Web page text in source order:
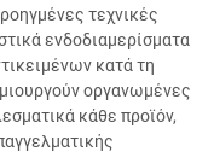
τεχνικές
ενδοδιαμερίσματα
κατά τη
οργανωμένες
κάθε προϊόν,